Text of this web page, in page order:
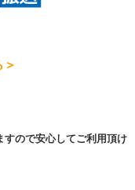
ので安心してご利用頂け